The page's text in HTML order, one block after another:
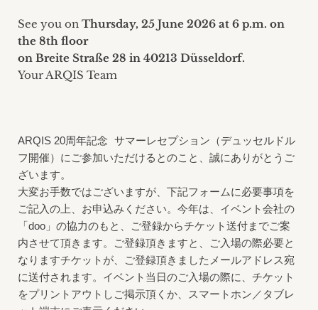
Press
inquiries
Contact
See you on Thursday, 25 June 2026 at 6 p.m. on
the 8th floor
on Breite Straße 28 in 40213 Düsseldorf.
Your ARQIS Team
ARQIS 20周年記念 サマーレセプション（デュッセルドル
フ開催）にご参加いただけるとのこと、誠にありがとうご
ざいます。
大変お手数ではございますが、下記フォームに必要事項を
ご記入の上、お申込みください。今年は、イベント会社の
「doo」 の協力のもと、ご登録からチケット送付までご案
内させて頂きます。ご登録頂きますと、ご入場の際必要と
なりますチケットが、ご登録頂きましたメールアドレス宛
に送付されます。イベント当日のご入場の際に、チケット
をプリントアウトしご掲示頂くか、スマートホン／タブレ